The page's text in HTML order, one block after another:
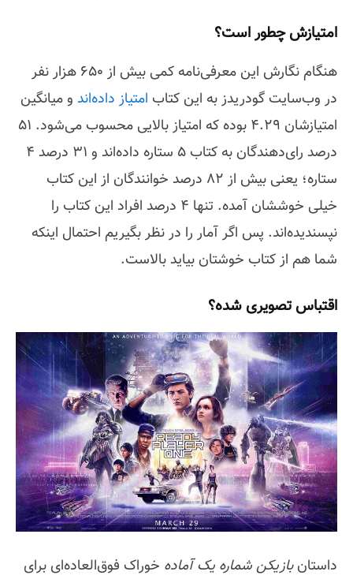
امتیازش چطور است؟
هنگام نگارش این معرفی‌نامه کمی بیش از 650 هزار نفر
در وب‌سایت گودریدز به این کتاب امتیاز داده‌اند و میانگین
امتیازشان 4.29 بوده که امتیاز بالایی محسوب می‌شود. 51
درصد رای‌دهندگان به کتاب 5 ستاره داده‌اند و 31 درصد 4
ستاره؛ یعنی بیش از 82 درصد خوانندگان از این کتاب
خیلی خوششان آمده. تنها 4 درصد افراد این کتاب را
نپسندیده‌اند. پس اگر آمار را در نظر بگیریم احتمال اینکه
شما هم از کتاب خوشتان بیاید بالاست.
اقتباس تصویری شده؟
داستانبازیکن شماره یک آماده خوراک فوق‌العاده‌ای برای